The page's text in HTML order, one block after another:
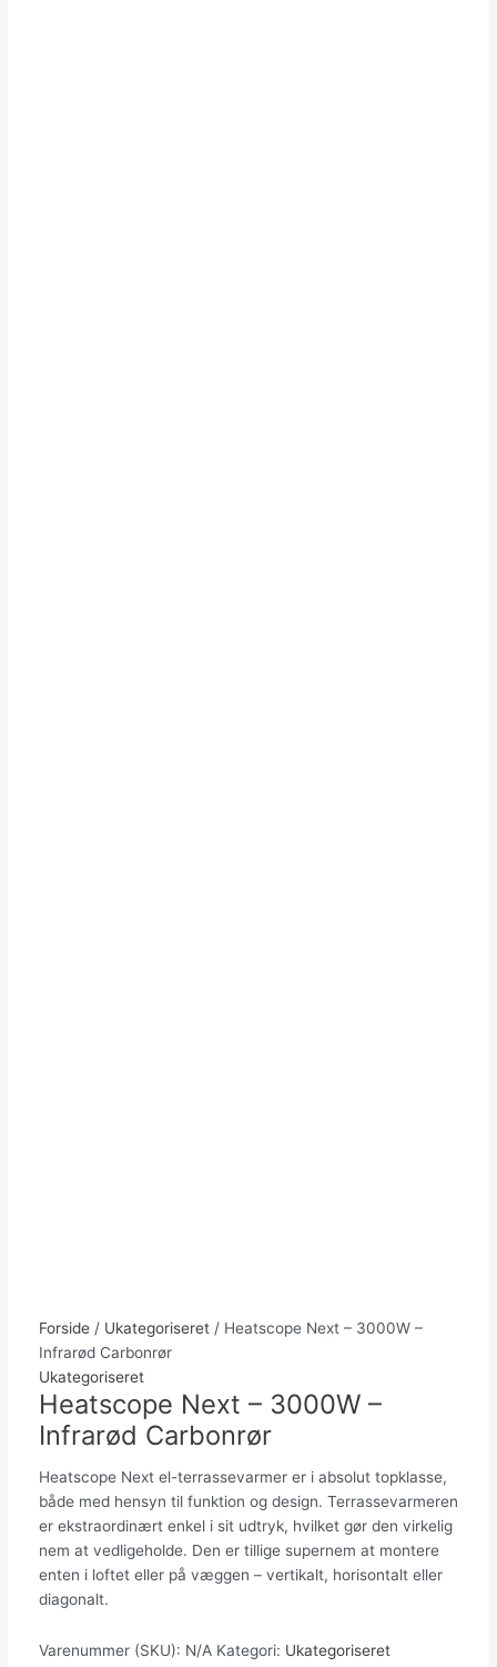
Forside/ Ukategoriseret/ Heatscope Next – 3000W –
Infrarød Carbonrør
Ukategoriseret
Heatscope Next – 3000W –
Infrarød Carbonrør
Heatscope Next el-terrassevarmer er i absolut topklasse,
både med hensyn til funktion og design. Terrassevarmeren
er ekstraordinært enkel i sit udtryk, hvilket gør den virkelig
nem at vedligeholde. Den er tillige supernem at montere
enten i loftet eller på væggen – vertikalt, horisontalt eller
diagonalt.
Varenummer (SKU): N/A Kategori: Ukategoriseret